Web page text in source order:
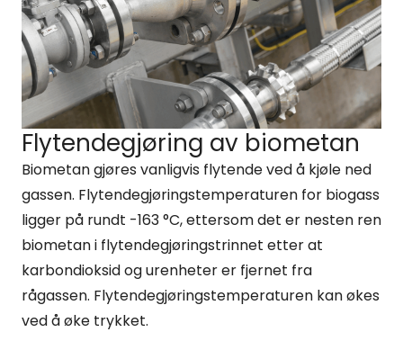
Flytendegjøring av biometan
Biometan gjøres vanligvis flytende ved å kjøle ned
gassen. Flytendegjøringstemperaturen for biogass
ligger på rundt -163 °C, ettersom det er nesten ren
biometan i flytendegjøringstrinnet etter at
karbondioksid og urenheter er fjernet fra
rågassen. Flytendegjøringstemperaturen kan økes
ved å øke trykket.